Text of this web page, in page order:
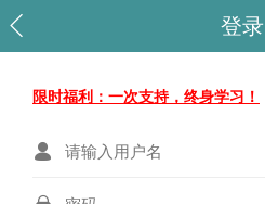
登录
限时福利：一次支持，终身学习！